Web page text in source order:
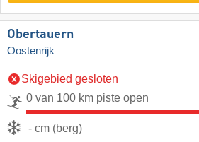
Obertauern
Oostenrijk
Skigebied gesloten
0 van 100 km piste open
- cm (berg)